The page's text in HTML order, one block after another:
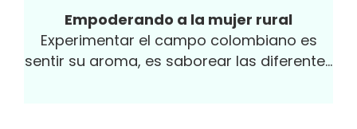
Empoderando a la mujer rural
Experimentar el campo colombiano es
sentir su aroma, es saborear las diferentes